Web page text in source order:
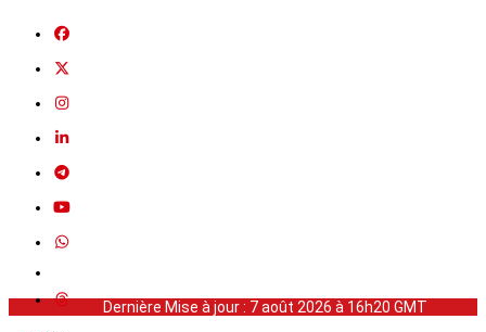
Dernière Mise à jour : 7 août 2026 à 16h20 GMT